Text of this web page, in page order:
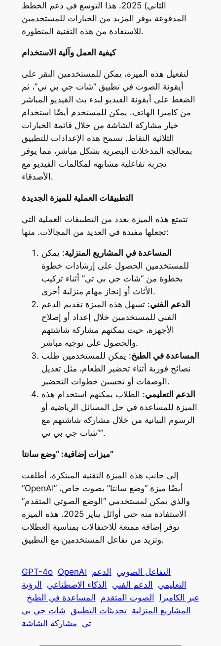
الثاني) 2025. هذا التوسع في دعم الخطط
المدفوعة يوفر المزيد من الخيارات للمستخدمين
للاستفادة من هذه التقنية المتطورة.
كيفية العمل وآلية الاستخدام
لتفعيل هذه الميزة، يمكن للمستخدمين النقر على
أيقونة الصوت في تطبيق “شات جي بي تي”، ثم
الضغط على أيقونة الفيديو لبدء بث الفيديو المباشر
من كاميرا الهاتف. يمكن للمستخدم أيضًا استخدام
خيار مشاركة الشاشة من خلال قائمة الخيارات
الثلاثية النقاط. تسمح هذه الإعدادات للتطبيق
بمعالجة المدخلات البصرية بشكل مباشر، مما يوفر
تجربة تفاعلية مشابهة لمكالمات الفيديو مع
الأصدقاء.
التطبيقات العملية للميزة الجديدة
تتمتع هذه الميزة بعدد من التطبيقات العملية التي
تجعلها مفيدة في العديد من المجالات. منها:
المساعدة في المشاريع المنزلية: يمكن
للمستخدمين الحصول على إرشادات خطوة
بخطوة من “شات جي بي تي” أثناء تركيب
الأثاث أو إنجاز مهام منزلية أخرى.
الدعم الفني: تسهل هذه الميزة تقديم الدعم
الفني للمستخدمين خلال إعداد أو إصلاح
الأجهزة، حيث يمكنهم مشاركة شاشتهم
والحصول على توجيه مباشر.
المساعدة في الطبخ: يمكن للمستخدمين طلب
نصائح فورية أثناء تحضير الطعام، مثل تعديل
الوصفات أو تحسين خطوات التحضير.
الدعم التعليمي: الطلاب يمكنهم استخدام هذه
الميزة للمساعدة في حل المسائل الرياضية أو
الرسوم البيانية من خلال مشاركة شاشتهم مع
“شات جي بي تي”.
ميزات إضافية: “وضع سانتا”
إلى جانب هذه الميزة التقنية المبتكرة، أطلقت
“OpenAI” أيضًا ميزة “وضع سانتا” بصوت خاص،
والذي يمكن لمستخدمي “الوضع الصوتي المتقدم”
الاستفادة منه حتى أوائل يناير 2025. هذه الميزة
توفر إضافة ممتعة للاحتفالات بمناسبة العطلات
وتزيد من تفاعل المستخدمين مع التطبيق.
GPT-4o OpenAI التفاعل الصوتي
الدعم
التعليمي
الدعم الفني الذكاء الاصطناعي
الرؤية
عبر الكاميرا
الصوت المتقدم
المساعدة في الطبخ
المشاريع المنزلية تحديثات التطبيق شات جي بي
تي مشاركة الشاشة